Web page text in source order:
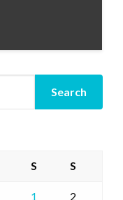
S S
1 2